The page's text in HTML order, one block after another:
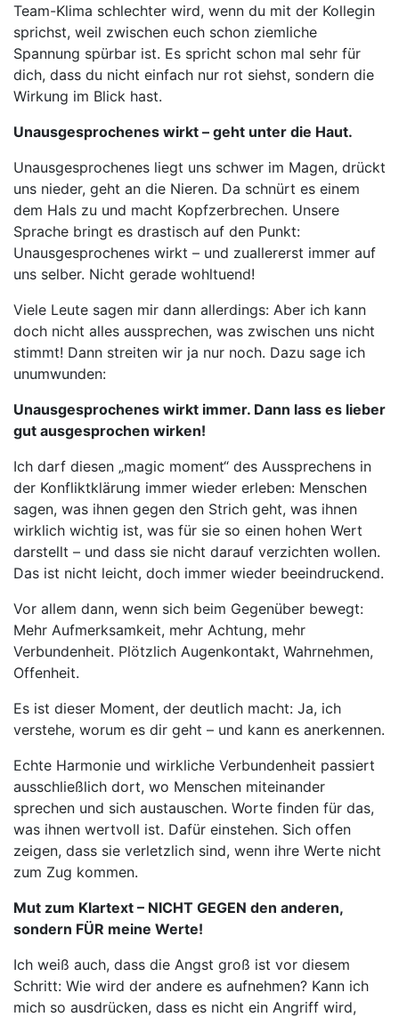
Team-Klima schlechter wird, wenn du mit der Kollegin
sprichst, weil zwischen euch schon ziemliche
Spannung spürbar ist. Es spricht schon mal sehr für
dich, dass du nicht einfach nur rot siehst, sondern die
Wirkung im Blick hast.
Unausgesprochenes wirkt – geht unter die Haut.
Unausgesprochenes liegt uns schwer im Magen, drückt
uns nieder, geht an die Nieren. Da schnürt es einem
dem Hals zu und macht Kopfzerbrechen. Unsere
Sprache bringt es drastisch auf den Punkt:
Unausgesprochenes wirkt – und zuallererst immer auf
uns selber. Nicht gerade wohltuend!
Viele Leute sagen mir dann allerdings: Aber ich kann
doch nicht alles aussprechen, was zwischen uns nicht
stimmt! Dann streiten wir ja nur noch. Dazu sage ich
unumwunden:
Unausgesprochenes wirkt immer. Dann lass es lieber
gut ausgesprochen wirken!
Ich darf diesen „magic moment“ des Aussprechens in
der Konfliktklärung immer wieder erleben: Menschen
sagen, was ihnen gegen den Strich geht, was ihnen
wirklich wichtig ist, was für sie so einen hohen Wert
darstellt – und dass sie nicht darauf verzichten wollen.
Das ist nicht leicht, doch immer wieder beeindruckend.
Vor allem dann, wenn sich beim Gegenüber bewegt:
Mehr Aufmerksamkeit, mehr Achtung, mehr
Verbundenheit. Plötzlich Augenkontakt, Wahrnehmen,
Offenheit.
Es ist dieser Moment, der deutlich macht: Ja, ich
verstehe, worum es dir geht – und kann es anerkennen.
Echte Harmonie und wirkliche Verbundenheit passiert
ausschließlich dort, wo Menschen miteinander
sprechen und sich austauschen. Worte finden für das,
was ihnen wertvoll ist. Dafür einstehen. Sich offen
zeigen, dass sie verletzlich sind, wenn ihre Werte nicht
zum Zug kommen.
Mut zum Klartext – NICHT GEGEN den anderen,
sondern FÜR meine Werte!
Ich weiß auch, dass die Angst groß ist vor diesem
Schritt: Wie wird der andere es aufnehmen? Kann ich
mich so ausdrücken, dass es nicht ein Angriff wird,